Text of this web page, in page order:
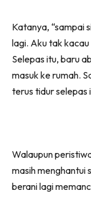
Katanya, “sampai
lagi. Aku tak kacau
Selepas itu, baru
masuk ke rumah.
terus tidur selepas
Walaupun
masih menghantui
berani lagi